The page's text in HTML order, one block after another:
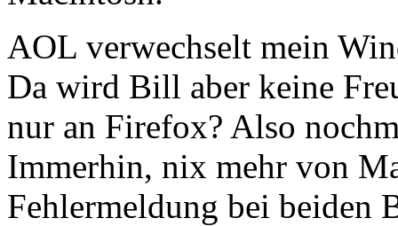
AOL verwechselt mein
Da wird Bill aber keine
nur an Firefox? Also
Immerhin, nix mehr von
Fehlermeldung bei beiden